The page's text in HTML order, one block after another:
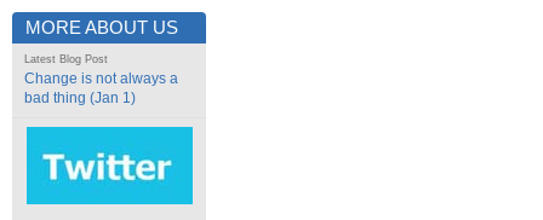
MORE ABOUT US
Latest Blog Post
Change is not always a
bad thing (Jan 1)